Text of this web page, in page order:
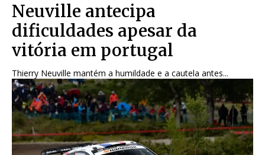
Neuville antecipa
dificuldades apesar da
vitória em portugal
Thierry Neuville mantém a humildade e a cautela antes...